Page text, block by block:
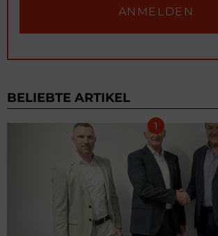
BELIEBTE ARTIKEL